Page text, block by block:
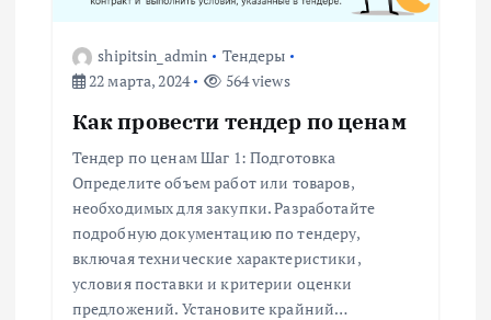
shipitsin_admin
Тендеры
22 марта, 2024
564 views
Как провести тендер по ценам
Тендер по ценам Шаг 1: Подготовка
Определите объем работ или товаров,
необходимых для закупки. Разработайте
подробную документацию по тендеру,
включая технические характеристики,
условия поставки и критерии оценки
предложений. Установите крайний…